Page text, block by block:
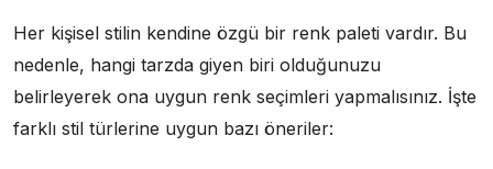
Her kişisel stilin kendine özgü bir renk paleti vardır. Bu
nedenle, hangi tarzda giyen biri olduğunuzu
belirleyerek ona uygun renk seçimleri yapmalısınız. İşte
farklı stil türlerine uygun bazı öneriler: